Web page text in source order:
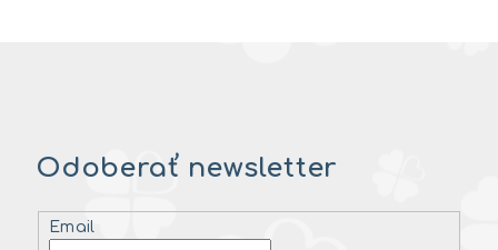
Odoberať newsletter
Email